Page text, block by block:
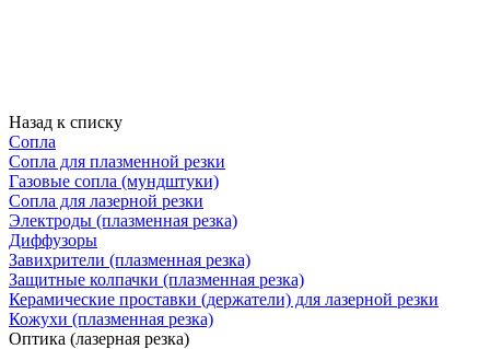
Назад к списку
Сопла
Сопла для плазменной резки
Газовые сопла (мундштуки)
Сопла для лазерной резки
Электроды (плазменная резка)
Диффузоры
Завихрители (плазменная резка)
Защитные колпачки (плазменная резка)
Керамические проставки (держатели) для лазерной резки
Кожухи (плазменная резка)
Оптика (лазерная резка)